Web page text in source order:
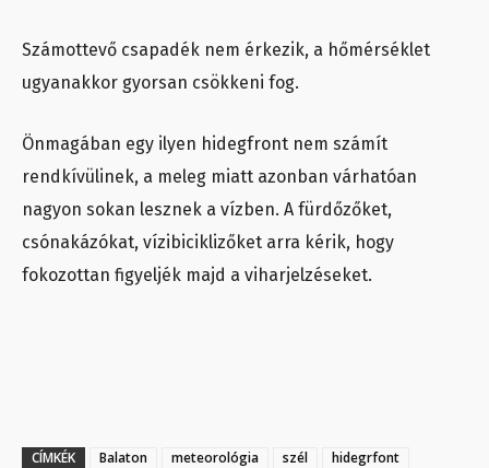
Számottevő csapadék nem érkezik, a hőmérséklet
ugyanakkor gyorsan csökkeni fog.
Önmagában egy ilyen hidegfront nem számít
rendkívülinek, a meleg miatt azonban várhatóan
nagyon sokan lesznek a vízben. A fürdőzőket,
csónakázókat, vízibiciklizőket arra kérik, hogy
fokozottan figyeljék majd a viharjelzéseket.
CÍMKÉK Balaton meteorológia szél hidegrfont